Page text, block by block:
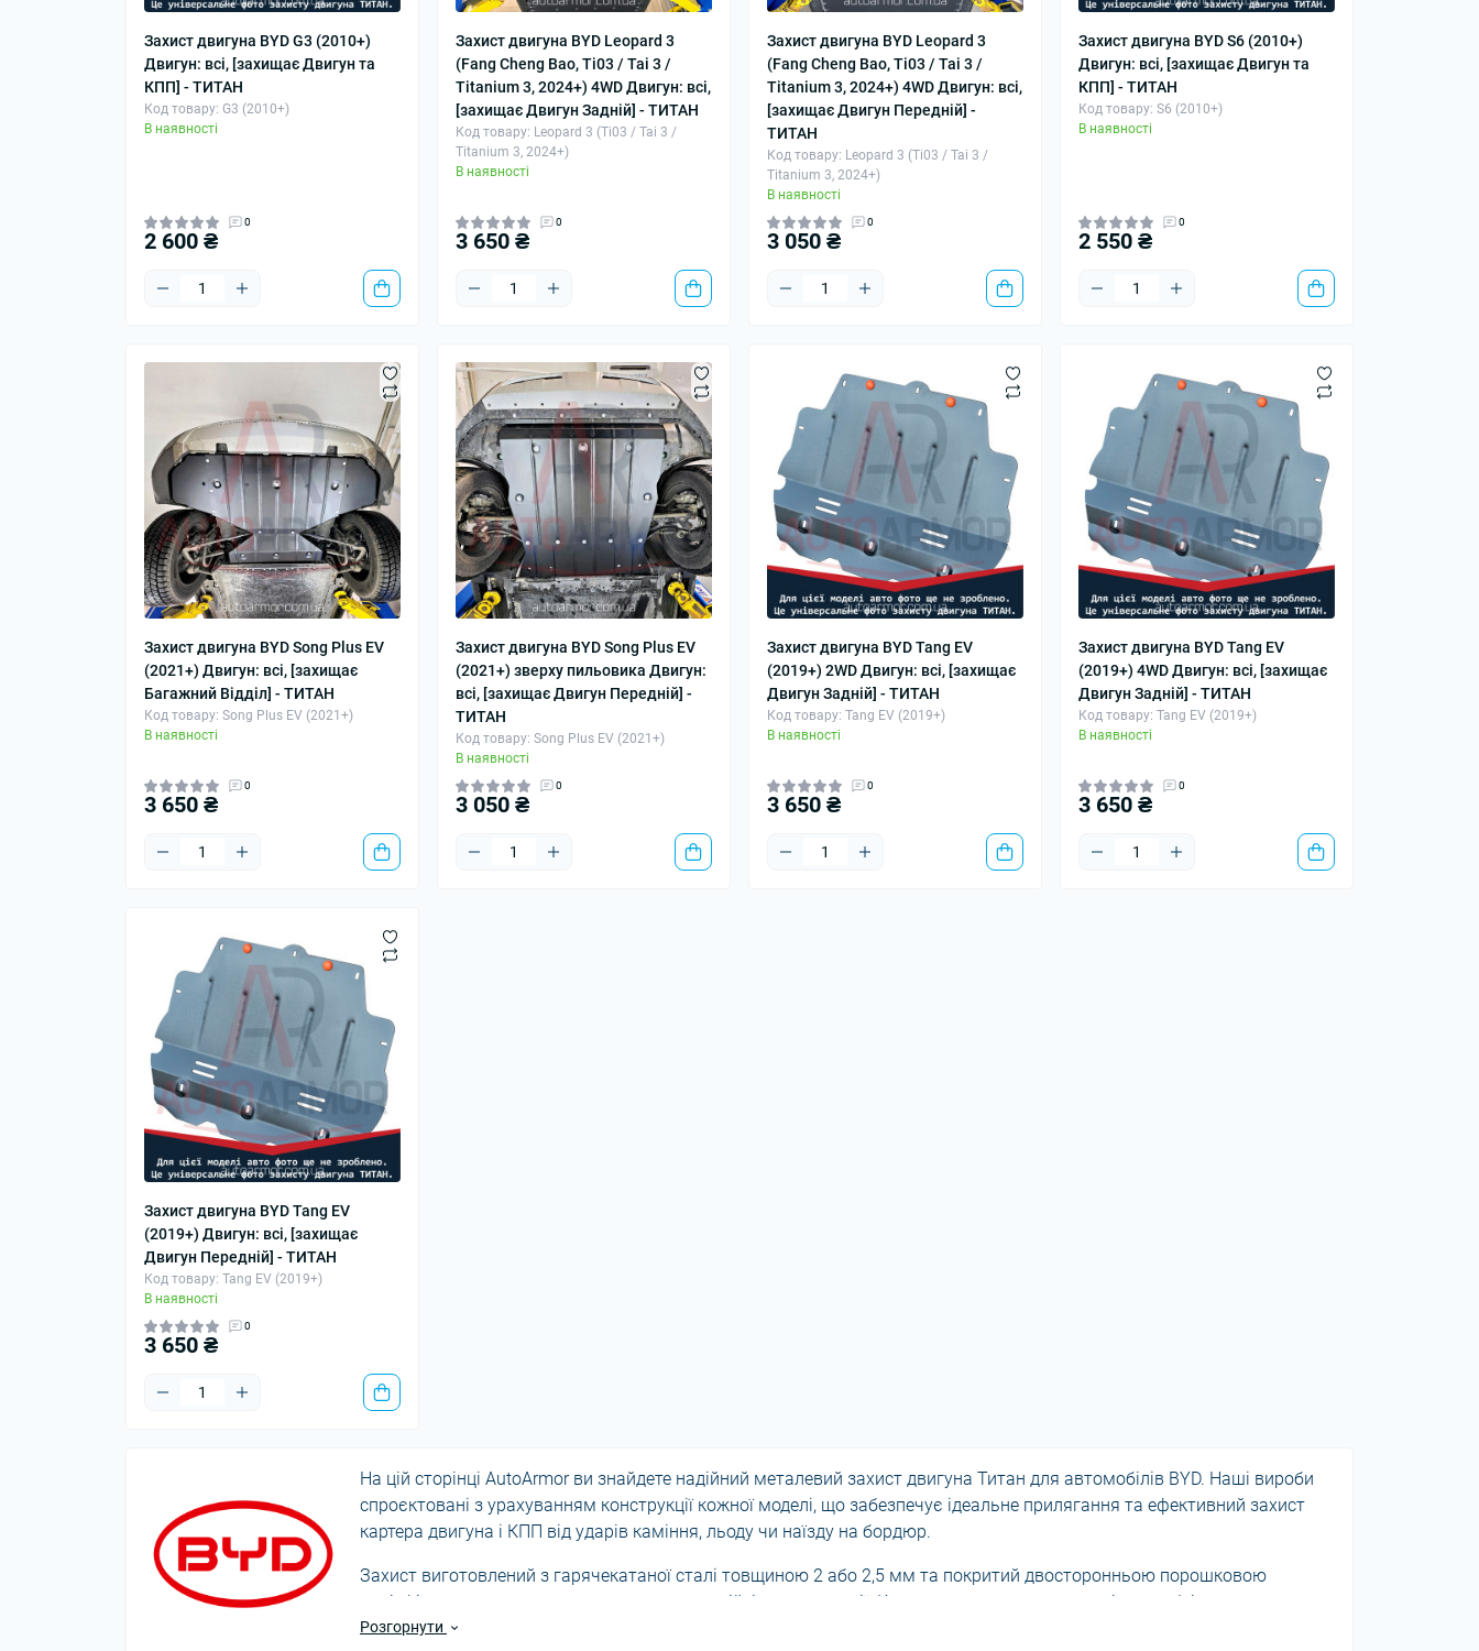
Захист двигуна BYD G3 (2010+)
Двигун: всі, [захищає Двигун та
КПП] - ТИТАН
Код товару: G3 (2010+)
В наявності
0
2 600 ₴
Захист двигуна BYD Leopard 3
(Fang Cheng Bao, Ti03 / Tai 3 /
Titanium 3, 2024+) 4WD Двигун: всі,
[захищає Двигун Задній] - ТИТАН
Код товару: Leopard 3 (Ti03 / Tai 3 /
Titanium 3, 2024+)
В наявності
0
3 650 ₴
Захист двигуна BYD Leopard 3
(Fang Cheng Bao, Ti03 / Tai 3 /
Titanium 3, 2024+) 4WD Двигун: всі,
[захищає Двигун Передній] -
ТИТАН
Код товару: Leopard 3 (Ti03 / Tai 3 /
Titanium 3, 2024+)
В наявності
0
3 050 ₴
Захист двигуна BYD S6 (2010+)
Двигун: всі, [захищає Двигун та
КПП] - ТИТАН
Код товару: S6 (2010+)
В наявності
0
2 550 ₴
Захист двигуна BYD Song Plus EV
(2021+) Двигун: всі, [захищає
Багажний Відділ] - ТИТАН
Код товару: Song Plus EV (2021+)
В наявності
0
3 650 ₴
Захист двигуна BYD Song Plus EV
(2021+) зверху пильовика Двигун:
всі, [захищає Двигун Передній] -
ТИТАН
Код товару: Song Plus EV (2021+)
В наявності
0
3 050 ₴
Захист двигуна BYD Tang EV
(2019+) 2WD Двигун: всі, [захищає
Двигун Задній] - ТИТАН
Код товару: Tang EV (2019+)
В наявності
0
3 650 ₴
Захист двигуна BYD Tang EV
(2019+) 4WD Двигун: всі, [захищає
Двигун Задній] - ТИТАН
Код товару: Tang EV (2019+)
В наявності
0
3 650 ₴
Захист двигуна BYD Tang EV
(2019+) Двигун: всі, [захищає
Двигун Передній] - ТИТАН
Код товару: Tang EV (2019+)
В наявності
0
3 650 ₴
На цій сторінці AutoArmor ви знайдете надійний металевий захист двигуна Титан для автомобілів BYD. Наші вироби
спроєктовані з урахуванням конструкції кожної моделі, що забезпечує ідеальне прилягання та ефективний захист
картера двигуна і КПП від ударів каміння, льоду чи наїзду на бордюр.
Захист виготовлений з гарячекатаної сталі товщиною 2 або 2,5 мм та покритий двосторонньою порошковою
поліефірною емаллю, що гарантує високу стійкість до корозії. Комплект постачається з усіма необхідними
кріпленнями, а встановлення можливе у штатні точки автомобіля.
Розгорнути